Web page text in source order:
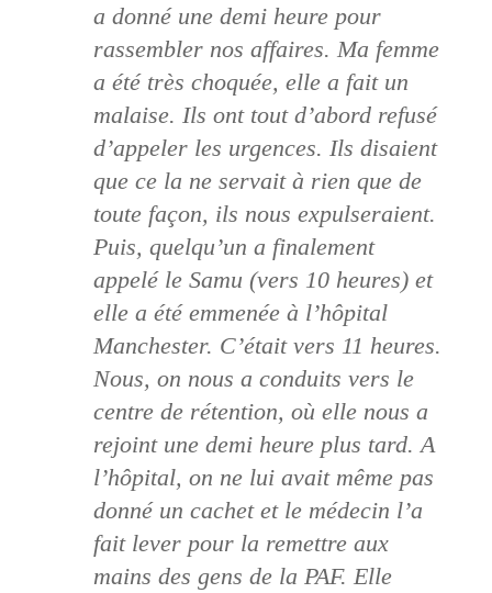
a donné une demi heure pour
rassembler nos affaires. Ma femme
a été très choquée, elle a fait un
malaise. Ils ont tout d’abord refusé
d’appeler les urgences. Ils disaient
que ce la ne servait à rien que de
toute façon, ils nous expulseraient.
Puis, quelqu’un a finalement
appelé le Samu (vers 10 heures) et
elle a été emmenée à l’hôpital
Manchester. C’était vers 11 heures.
Nous, on nous a conduits vers le
centre de rétention, où elle nous a
rejoint une demi heure plus tard. A
l’hôpital, on ne lui avait même pas
donné un cachet et le médecin l’a
fait lever pour la remettre aux
mains des gens de la PAF. Elle